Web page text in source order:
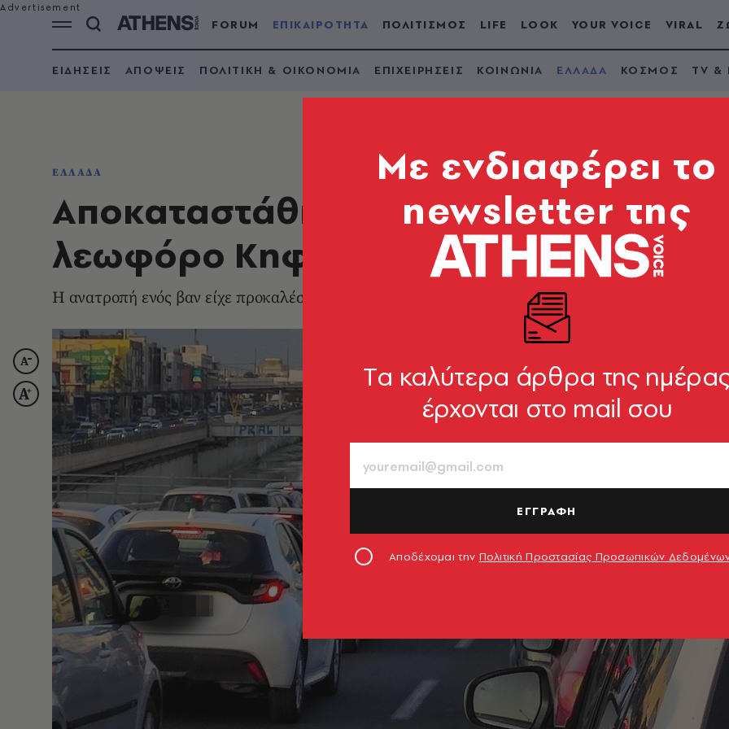
FORUM ΕΠΙΚΑΙΡΟΤΗΤΑ ΠΟΛΙΤΙΣΜΟΣ LIFE LOOK YOUR VOICE VIRAL
ΕΙΔΗΣΕΙΣ ΑΠΟΨΕΙΣ ΠΟΛΙΤΙΚΗ & ΟΙΚΟΝΟΜΙΑ ΕΠΙΧΕΙΡΗΣΕΙΣ ΚΟΙΝΩΝΙΑ ΕΛΛΑΔΑ ΚΟΣΜΟΣ TV &
ΕΛΛΑΔΑ
Αποκαταστάθηκε η κυκλοφορία στη
λεωφόρο Κηφισού μετά από
Η ανατροπή ενός βαν είχε προκαλέσει μποτιλιάρισμα
Mε ενδιαφέρει το
newsletter της
Tα καλύτερα άρθρα της
έρχονται στο mail σου
ΕΓΓΡΑΦΗ
Αποδέχομαι την Πολιτική Προστασίας Προσωπικών